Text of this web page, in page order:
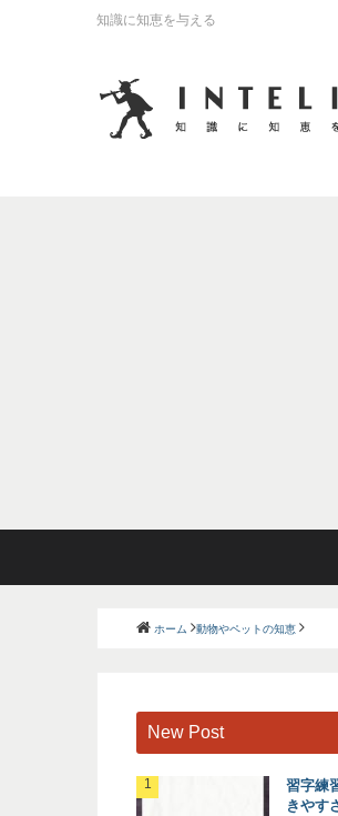
知識に知恵を与える
ホーム 動物やペットの知恵
New Post
習字練
きやす